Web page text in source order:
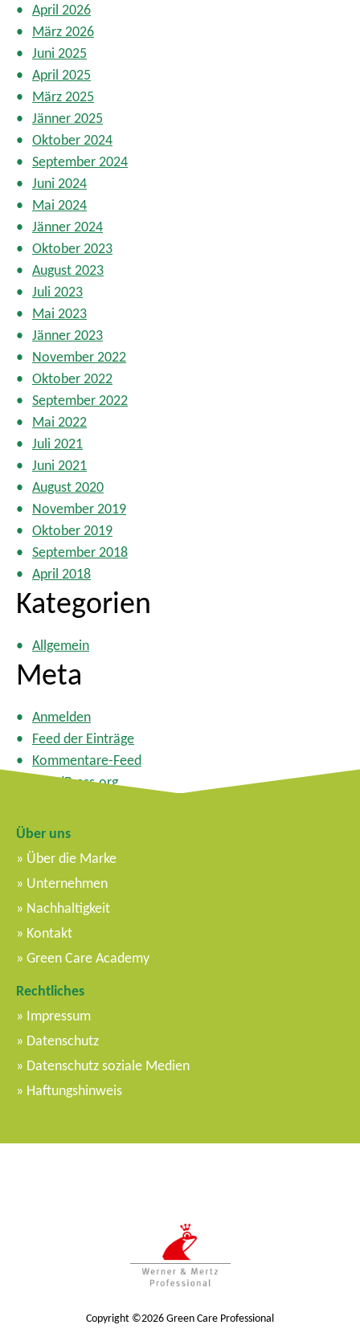
B
e
i
t
r
ä
g
e
April 2026
März 2026
Juni 2025
April 2025
März 2025
Jänner 2025
Oktober 2024
September 2024
Juni 2024
Mai 2024
Jänner 2024
Oktober 2023
August 2023
Juli 2023
Mai 2023
Jänner 2023
November 2022
Oktober 2022
September 2022
Mai 2022
Juli 2021
Juni 2021
August 2020
November 2019
Oktober 2019
September 2018
April 2018
Kategorien
Allgemein
Meta
Anmelden
Feed der Einträge
Kommentare-Feed
WordPress.org
Über uns
Über die Marke
Unternehmen
Nachhaltigkeit
Kontakt
Green Care Academy
Rechtliches
Impressum
Datenschutz
Datenschutz soziale Medien
Haftungshinweis
Copyright ©2026 Green Care Professional